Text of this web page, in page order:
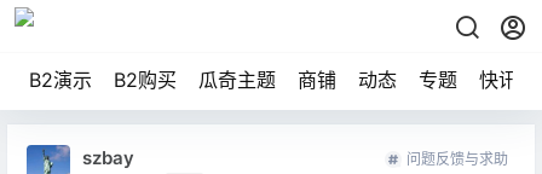
B2演示 B2购买 瓜奇主题 商铺 动态 专题 快讯
szbay 问题反馈与求助